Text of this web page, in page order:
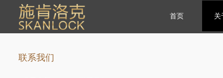
首页 关
联系我们